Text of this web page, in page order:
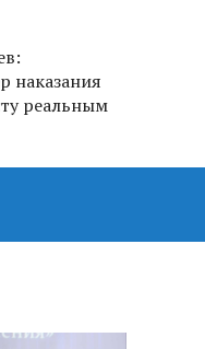
наказания
реальным